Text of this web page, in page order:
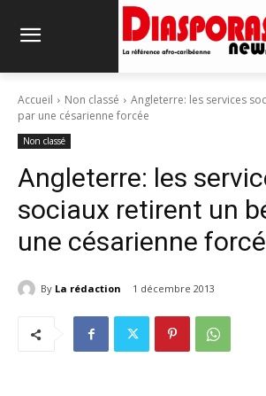
Accueil Non classé
Angleterre: les services
par une césarienne forcée
Non classé
Angleterre: les
sociaux retirent un
une césarienne
By La rédaction 1 décembre 2013